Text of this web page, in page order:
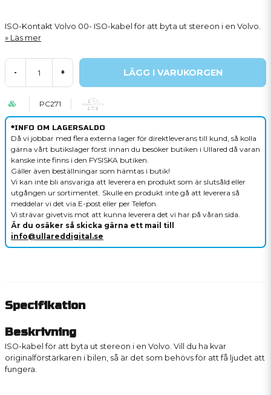
ISO-Kontakt Volvo 00- ISO-kabel för att byta ut stereon i en Volvo.
Läs mer
- + LÄGG I VARUKORGEN
PC271
*INFO OM LAGERSALDO
Då vi jobbar med flera externa lager för direktleverans till kund, så kolla
gärna vårt butikslager först innan du besöker butiken i Ullared då varan
kanske inte finns i den FYSISKA butiken.
Gäller även beställningar som hämtas i butik!
Vi kan inte bli ansvariga att leverera en produkt som är slutsåld eller
utgången ur sortimentet. Skulle en produkt inte gå att leverera så
meddelar vi det via E-post eller per Telefon.
Vi strävar givetvis mot att kunna leverera det vi har på våran sida.
Är du osäker så skicka gärna ett mail till
info@ullareddigital.se
Beskrivning
ISO-kabel för att byta ut stereon i en Volvo. Vill du ha kvar
originalförstärkaren i bilen, så är det som behövs för att få ljudet att
fungera.
Specifikation